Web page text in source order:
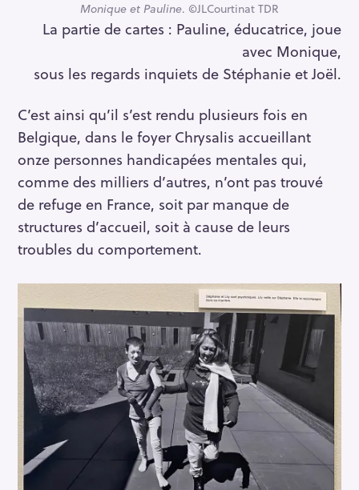
Monique et Pauline. ©JLCourtinat TDR
La partie de cartes : Pauline, éducatrice, joue
avec Monique,
sous les regards inquiets de Stéphanie et Joël.
C’est ainsi qu’il s’est rendu plusieurs fois en
Belgique, dans le foyer Chrysalis accueillant
onze personnes handicapées mentales qui,
comme des milliers d’autres, n’ont pas trouvé
de refuge en France, soit par manque de
structures d’accueil, soit à cause de leurs
troubles du comportement.